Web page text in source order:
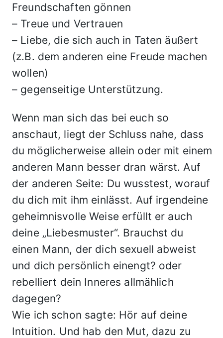
Freundschaften gönnen
– Treue und Vertrauen
– Liebe, die sich auch in Taten äußert
(z.B. dem anderen eine Freude machen
wollen)
– gegenseitige Unterstützung.
Wenn man sich das bei euch so
anschaut, liegt der Schluss nahe, dass
du möglicherweise allein oder mit einem
anderen Mann besser dran wärst. Auf
der anderen Seite: Du wusstest, worauf
du dich mit ihm einlässt. Auf irgendeine
geheimnisvolle Weise erfüllt er auch
deine „Liebesmuster“. Brauchst du
einen Mann, der dich sexuell abweist
und dich persönlich einengt? oder
rebelliert dein Inneres allmählich
dagegen?
Wie ich schon sagte: Hör auf deine
Intuition. Und hab den Mut, dazu zu